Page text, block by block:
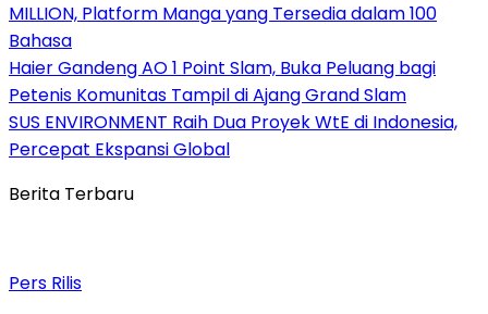
MILLION, Platform Manga yang Tersedia dalam 100
Bahasa
Haier Gandeng AO 1 Point Slam, Buka Peluang bagi
Petenis Komunitas Tampil di Ajang Grand Slam
SUS ENVIRONMENT Raih Dua Proyek WtE di Indonesia,
Percepat Ekspansi Global
Berita Terbaru
Pers Rilis